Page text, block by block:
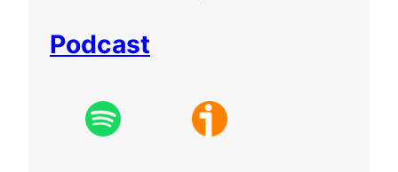
Podcast